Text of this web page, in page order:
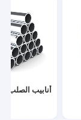
أنابيب الصلب SS